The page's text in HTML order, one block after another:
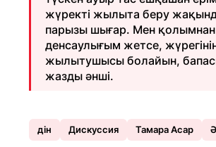
жүректі жылыта беру
парызы шығар. Мен қолымнан
денсаулығым жетсе,
жылытушысы болайын,
жазды әнші.
дін Дискуссия Тамара Асар